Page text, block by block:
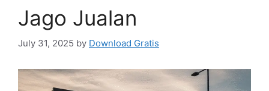
Jago Jualan
July 31, 2025 by Download Gratis